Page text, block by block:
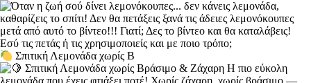
Σπιτική Λεμονάδα χωρίς Β